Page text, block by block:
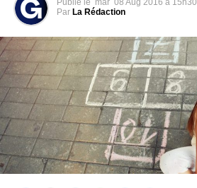
Publié le mar 08 Aug 2016 à 15h30
Par La Rédaction